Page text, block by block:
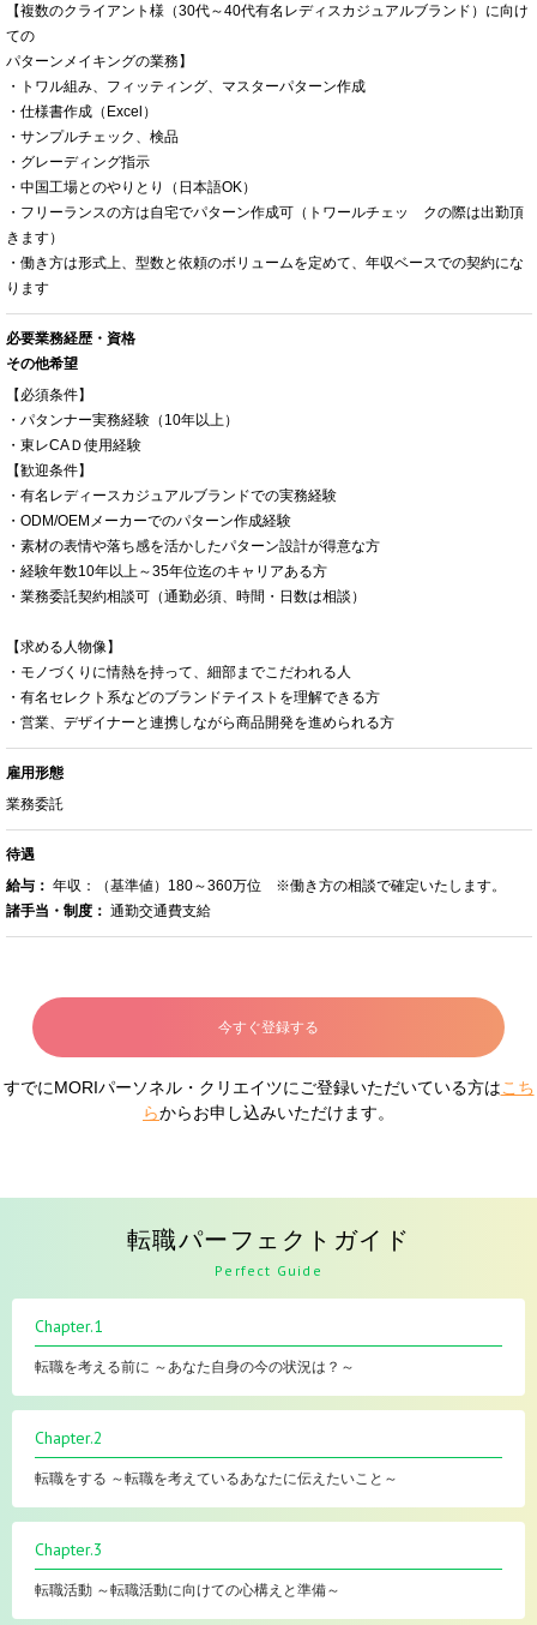
【複数のクライアント様（30代～40代有名レディスカジュアルブランド）に向け
ての
パターンメイキングの業務】
・トワル組み、フィッティング、マスターパターン作成
・仕様書作成（Excel）
・サンプルチェック、検品
・グレーディング指示
・中国工場とのやりとり（日本語OK）
・フリーランスの方は自宅でパターン作成可（トワールチェッ クの際は出勤頂
きます）
・働き方は形式上、型数と依頼のボリュームを定めて、年収ベースでの契約にな
ります
必要業務経歴・資格
その他希望
【必須条件】
・パタンナー実務経験（10年以上）
・東レCAＤ使用経験
【歓迎条件】
・有名レディースカジュアルブランドでの実務経験
・ODM/OEMメーカーでのパターン作成経験
・素材の表情や落ち感を活かしたパターン設計が得意な方
・経験年数10年以上～35年位迄のキャリアある方
・業務委託契約相談可（通勤必須、時間・日数は相談）
【求める人物像】
・モノづくりに情熱を持って、細部までこだわれる人
・有名セレクト系などのブランドテイストを理解できる方
・営業、デザイナーと連携しながら商品開発を進められる方
雇用形態
業務委託
待遇
給与： 年収：（基準値）180～360万位 ※働き方の相談で確定いたします。
諸手当・制度： 通勤交通費支給
今すぐ登録する
すでにMORIパーソネル・クリエイツにご登録いただいている方はこち
らからお申し込みいただけます。
転職パーフェクトガイド
Perfect Guide
Chapter.1
転職を考える前に ～あなた自身の今の状況は？～
Chapter.2
転職をする ～転職を考えているあなたに伝えたいこと～
Chapter.3
転職活動 ～転職活動に向けての心構えと準備～